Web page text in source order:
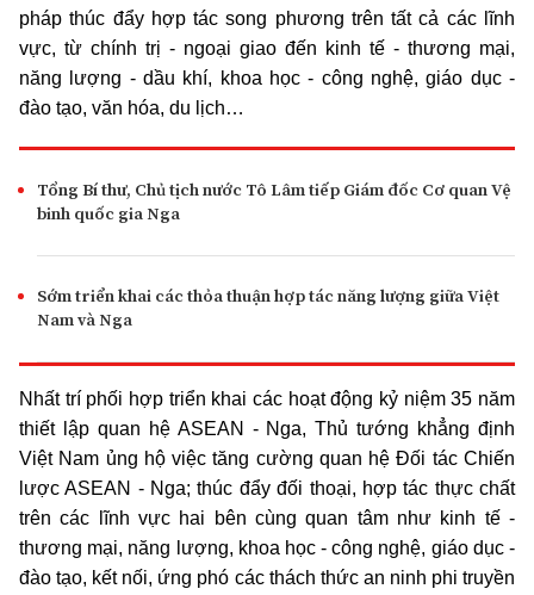
pháp thúc đẩy hợp tác song phương trên tất cả các lĩnh
vực, từ chính trị - ngoại giao đến kinh tế - thương mại,
năng lượng - dầu khí, khoa học - công nghệ, giáo dục -
đào tạo, văn hóa, du lịch…
Tổng Bí thư, Chủ tịch nước Tô Lâm tiếp Giám đốc Cơ quan Vệ
binh quốc gia Nga
Sớm triển khai các thỏa thuận hợp tác năng lượng giữa Việt
Nam và Nga
Nhất trí phối hợp triển khai các hoạt động kỷ niệm 35 năm
thiết lập quan hệ ASEAN - Nga, Thủ tướng khẳng định
Việt Nam ủng hộ việc tăng cường quan hệ Đối tác Chiến
lược ASEAN - Nga; thúc đẩy đối thoại, hợp tác thực chất
trên các lĩnh vực hai bên cùng quan tâm như kinh tế -
thương mại, năng lượng, khoa học - công nghệ, giáo dục -
đào tạo, kết nối, ứng phó các thách thức an ninh phi truyền